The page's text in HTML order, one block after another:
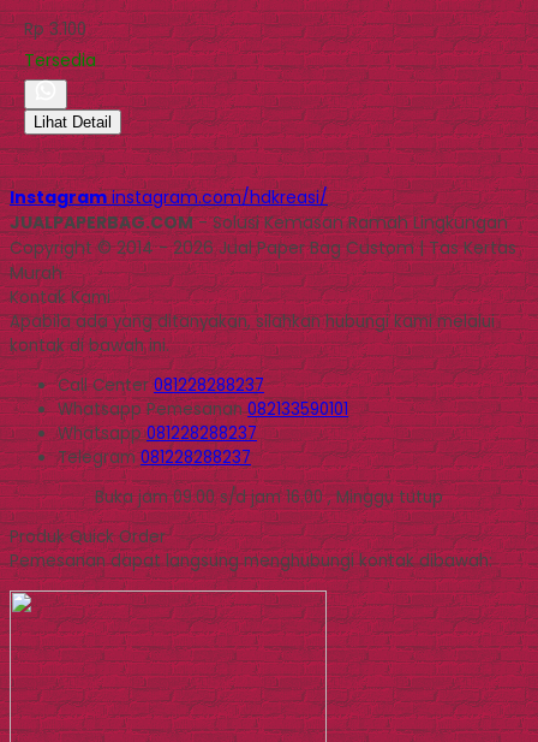
Rp 3.100
Tersedia
Lihat Detail
Instagram instagram.com/hdkreasi/
JUALPAPERBAG.COM- Solusi Kemasan Ramah Lingkungan
Copyright © 2014 - 2026 Jual Paper Bag Custom | Tas Kertas
Murah
Kontak Kami
Apabila ada yang ditanyakan, silahkan hubungi kami melalui
kontak di bawah ini.
Call Center081228288237
WhatsappPemesanan 082133590101
Whatsapp081228288237
Telegram081228288237
Buka jam 09.00 s/d jam 16.00 , Minggu tutup
Produk Quick Order
Pemesanan dapat langsung menghubungi kontak dibawah: